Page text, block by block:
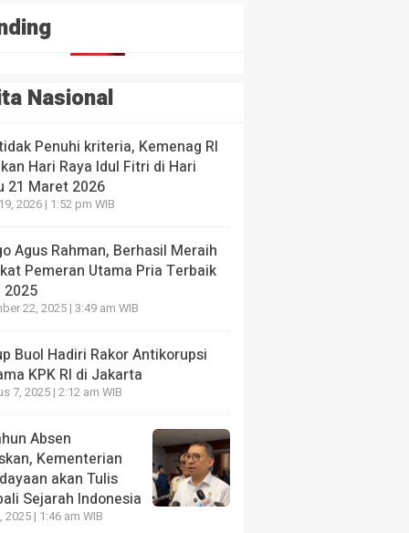
Disini, Dokumenter Pesta Babi
lalu
Sebut, Lebih 90
Mahasiswa Unazlam
lalu
Nasional
Penuhi kriteria, Kemenag RI
Hari Raya Idul Fitri di Hari
21 Maret 2026
2026 | 1:52 pm WIB
Agus Rahman, Berhasil Meraih
Pemeran Utama Pria Terbaik
2025
22, 2025 | 3:49 am WIB
Buol Hadiri Rakor Antikorupsi
KPK RI di Jakarta
7, 2025 | 2:12 am WIB
Absen
Kementerian
akan Tulis
Sejarah Indonesia
2025 | 1:46 am WIB